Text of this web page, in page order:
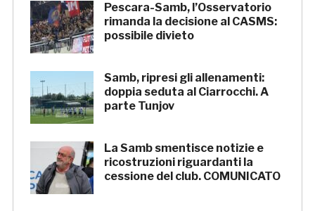
Pescara-Samb, l’Osservatorio
rimanda la decisione al CASMS:
possibile divieto
Samb, ripresi gli allenamenti:
doppia seduta al Ciarrocchi. A
parte Tunjov
La Samb smentisce notizie e
ricostruzioni riguardanti la
cessione del club. COMUNICATO